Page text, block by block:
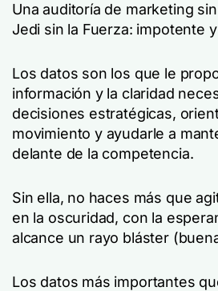
Una auditoría de marketing
Jedi sin la Fuerza: impotente
Los datos son los que le
información y la claridad
decisiones estratégicas,
movimiento y ayudarle a
delante de la competencia.
Sin ella, no haces más que
en la oscuridad, con la
alcance un rayo bláster
Los datos más importantes